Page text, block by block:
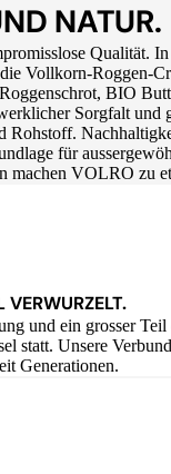
NATUR.
Qualität. In
Vollkorn-Roggen-
BIO
Sorgfalt und
Rohstoff.
für
machen VOLRO zu
VERWURZELT.
und ein grosser Teil
statt. Unsere
Generationen.